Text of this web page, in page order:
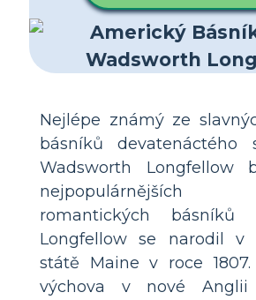
Nejlépe známý ze
básníků devatenáctého
Wadsworth Longfellow
nejpopulárnějších
romantických básníků
Longfellow se narodil v
státě Maine v roce
výchova v nové